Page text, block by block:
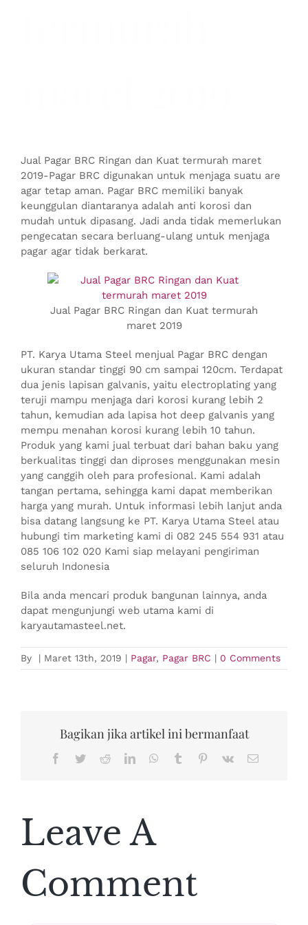
Jual Pagar BRC Ringan dan Kuat termurah maret
2019-Pagar BRC digunakan untuk menjaga suatu are
agar tetap aman. Pagar BRC memiliki banyak
keunggulan diantaranya adalah anti korosi dan
mudah untuk dipasang. Jadi anda tidak memerlukan
pengecatan secara berluang-ulang untuk menjaga
pagar agar tidak berkarat.
Jual Pagar BRC Ringan dan Kuat termurah
maret 2019
PT. Karya Utama Steel menjual Pagar BRC dengan
ukuran standar tinggi 90 cm sampai 120cm. Terdapat
dua jenis lapisan galvanis, yaitu electroplating yang
teruji mampu menjaga dari korosi kurang lebih 2
tahun, kemudian ada lapisa hot deep galvanis yang
mempu menahan korosi kurang lebih 10 tahun.
Produk yang kami jual terbuat dari bahan baku yang
berkualitas tinggi dan diproses menggunakan mesin
yang canggih oleh para profesional. Kami adalah
tangan pertama, sehingga kami dapat memberikan
harga yang murah. Untuk informasi lebih lanjut anda
bisa datang langsung ke PT. Karya Utama Steel atau
hubungi tim marketing kami di 082 245 554 931 atau
085 106 102 020 Kami siap melayani pengiriman
seluruh Indonesia
Bila anda mencari produk bangunan lainnya, anda
dapat mengunjungi web utama kami di
karyautamasteel.net.
By | Maret 13th, 2019 | Pagar, Pagar BRC | 0 Comments
Bagikan jika artikel ini bermanfaat
Facebook
TwitterRedditLinkedInWhatsApp
Tumblr Pinterest
Vk Email
Leave A
Comment